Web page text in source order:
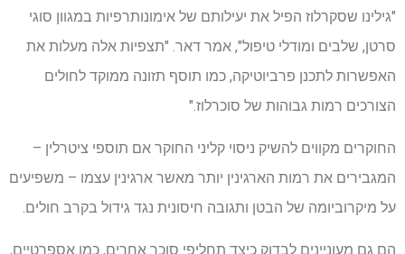
"גילינו שסקרלוז הפיל את יעילותם של אימונותרפיות במגוון סוגי
סרטן, שלבים ומודלי טיפול", אמר דאר. "תצפיות אלה מעלות את
האפשרות לתכנן פרביוטיקה, כמו תוסף תזונה ממוקד לחולים
הצורכים רמות גבוהות של סוכרלוז."
החוקרים מקווים להשיק ניסוי קליני החוקר אם תוספי ציטרלין –
המגבירים את רמות הארגינין יותר מאשר ארגינין עצמו – משפיעים
על מיקרוביומה של הבטן ותגובה חיסונית נגד גידול בקרב חולים.
הם גם מעוניינים לבדוק כיצד תחליפי סוכר אחרים, כמו אספרטיים,